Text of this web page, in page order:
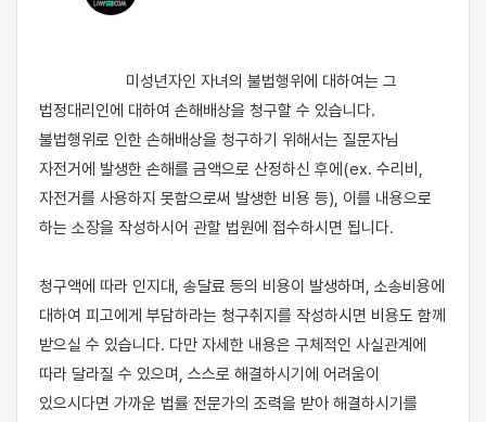
법정대리인에 대하여 손해배상을 청구할 수 있습니다.
불법행위로 인한 손해배상을 청구하기 위해서는 질문자님
자전거에 발생한 손해를 금액으로 산정하신 후에(ex. 수리비,
자전거를 사용하지 못함으로써 발생한 비용 등), 이를 내용으로
하는 소장을 작성하시어 관할 법원에 접수하시면 됩니다.
청구액에 따라 인지대, 송달료 등의 비용이 발생하며, 소송비용에
대하여 피고에게 부담하라는 청구취지를 작성하시면 비용도 함께
받으실 수 있습니다. 다만 자세한 내용은 구체적인 사실관계에
따라 달라질 수 있으며, 스스로 해결하시기에 어려움이
있으시다면 가까운 법률 전문가의 조력을 받아 해결하시기를